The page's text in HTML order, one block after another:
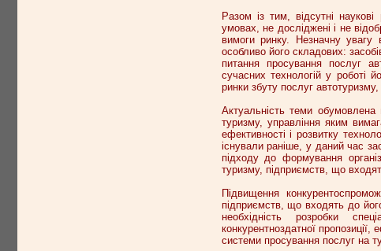
Разом із тим, відсутні
умовах, не досліджені і не
вимоги ринку. Незначну увагу
особливо його складових:
питання просування послуг
сучасних технологій у роботі
ринки збуту послуг
Актуальність теми обумовлена
туризму, управління яким
ефективності і розвитку
існували раніше, у даний час
підходу до формування
туризму, підприємств, що
Підвищення
підприємств, що входять до
необхідність розробки
конкурентноздатної
системи просування послуг на